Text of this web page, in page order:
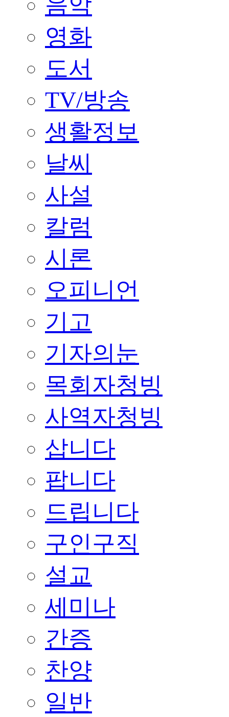
영화
도서
TV/방송
생활정보
날씨
사설
칼럼
시론
오피니언
기고
기자의눈
목회자청빙
사역자청빙
삽니다
팝니다
드립니다
구인구직
설교
세미나
간증
찬양
일반